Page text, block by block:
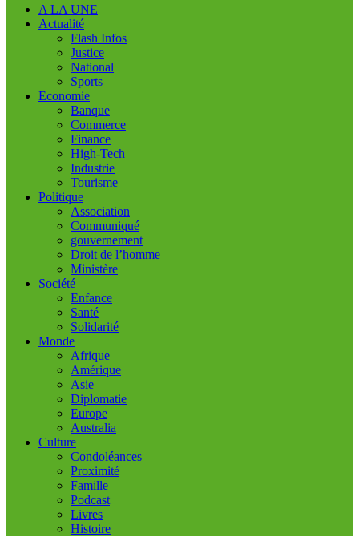
A LA UNE
Actualité
Flash Infos
Justice
National
Sports
Economie
Banque
Commerce
Finance
High-Tech
Industrie
Tourisme
Politique
Association
Communiqué
gouvernement
Droit de l’homme
Ministère
Société
Enfance
Santé
Solidarité
Monde
Afrique
Amérique
Asie
Diplomatie
Europe
Australia
Culture
Condoléances
Proximité
Famille
Podcast
Livres
Histoire